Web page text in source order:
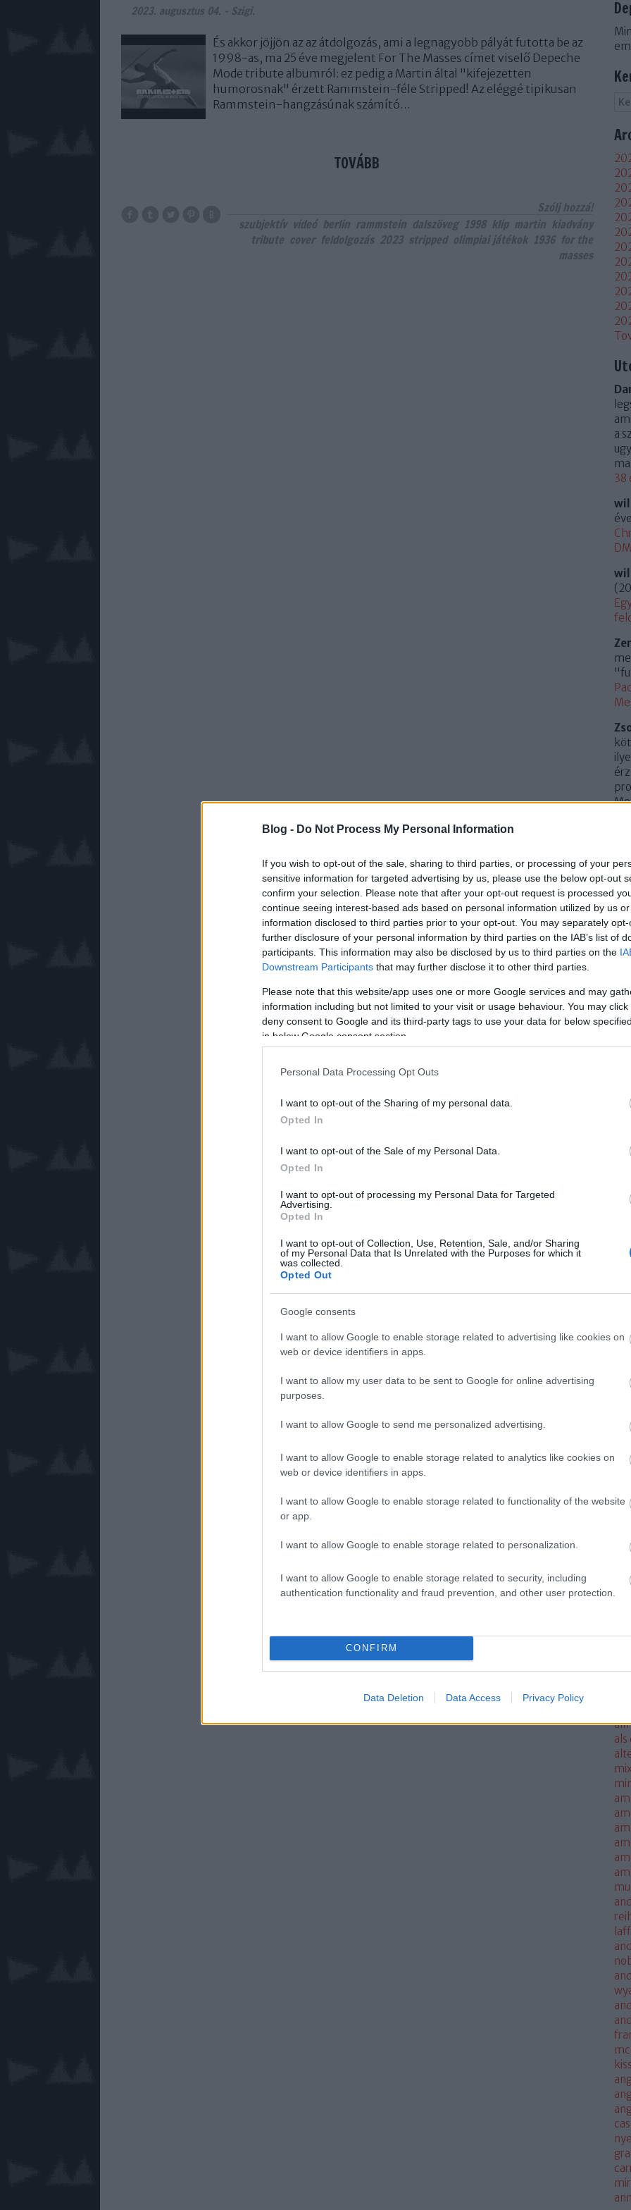
Blog - Do Not Process My Personal Information
If you wish to opt-out of the sale, sharing to third parties, or processing of your
sensitive information for targeted advertising by us, please use the below opt-out
confirm your selection. Please note that after your opt-out request is processed
continue seeing interest-based ads based on personal information utilized by us
information disclosed to third parties prior to your opt-out. You may separately
further disclosure of your personal information by third parties on the IAB’s list of
participants. This information may also be disclosed by us to third parties on the
Downstream Participants that may further disclose it to other third parties.
Please note that this website/app uses one or more Google services and may
information including but not limited to your visit or usage behaviour. You may
deny consent to Google and its third-party tags to use your data for below
in below Google consent section.
Personal Data Processing Opt Outs
I want to opt-out of the Sharing of my personal data.
Opted In
I want to opt-out of the Sale of my Personal Data.
Opted In
I want to opt-out of processing my Personal Data for Targeted
Advertising.
Opted In
I want to opt-out of Collection, Use, Retention, Sale, and/or Sharing
of my Personal Data that Is Unrelated with the Purposes for which it
was collected.
Opted Out
Google consents
I want to allow Google to enable storage related to advertising like cookies on
web or device identifiers in apps.
I want to allow my user data to be sent to Google for online advertising
purposes.
I want to allow Google to send me personalized advertising.
I want to allow Google to enable storage related to analytics like cookies on
web or device identifiers in apps.
I want to allow Google to enable storage related to functionality of the website
or app.
I want to allow Google to enable storage related to personalization.
I want to allow Google to enable storage related to security, including
authentication functionality and fraud prevention, and other user protection.
CONFIRM
Data Deletion Data Access Privacy Policy
2023. augusztus 04. - Szigi.
És akkor jöjjön az az átdolgozás, ami a legnagyobb pályát futotta be az
1998-as, ma 25 éve megjelent For The Masses címet viselő Depeche
Mode tribute albumról: ez pedig a Martin által "kifejezetten
humorosnak" érzett Rammstein-féle Stripped! Az eléggé tipikusan
Rammstein-hangzásúnak számító…
TOVÁBB
Szólj hozzá!
szubjektív videó berlin rammstein dalszöveg 1998 klip martin kiadvány
tribute cover feldolgozás 2023 stripped olimpiai játékok 1936 for the
masses
a
38
(
.
als
mix